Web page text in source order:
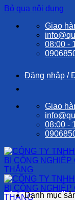
Bỏ qua nội dung
Giao
08:00 -
Đăng nhập /
Giao
08:00 -
Danh mục